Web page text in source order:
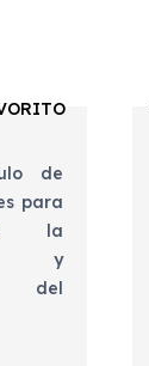
de
para
la
y
del